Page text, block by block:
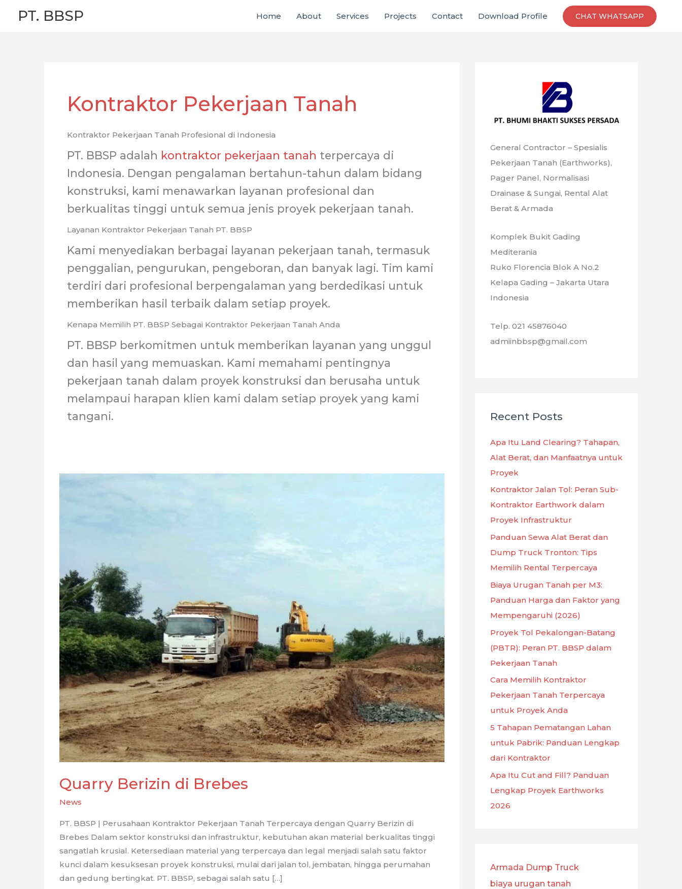
PT. BBSP Home About Services Projects Contact Download Profile CHAT WHATSAPP
Kontraktor Pekerjaan Tanah
Kontraktor Pekerjaan Tanah Profesional di Indonesia
PT. BBSP adalah kontraktor pekerjaan tanah terpercaya di
Indonesia. Dengan pengalaman bertahun-tahun dalam bidang
konstruksi, kami menawarkan layanan profesional dan
berkualitas tinggi untuk semua jenis proyek pekerjaan tanah.
Layanan Kontraktor Pekerjaan Tanah PT. BBSP
Kami menyediakan berbagai layanan pekerjaan tanah, termasuk
penggalian, pengurukan, pengeboran, dan banyak lagi. Tim kami
terdiri dari profesional berpengalaman yang berdedikasi untuk
memberikan hasil terbaik dalam setiap proyek.
Kenapa Memilih PT. BBSP Sebagai Kontraktor Pekerjaan Tanah Anda
PT. BBSP berkomitmen untuk memberikan layanan yang unggul
dan hasil yang memuaskan. Kami memahami pentingnya
pekerjaan tanah dalam proyek konstruksi dan berusaha untuk
melampaui harapan klien kami dalam setiap proyek yang kami
tangani.
Quarry Berizin di Brebes
News
PT. BBSP | Perusahaan Kontraktor Pekerjaan Tanah Terpercaya dengan Quarry Berizin di
Brebes Dalam sektor konstruksi dan infrastruktur, kebutuhan akan material berkualitas tinggi
sangatlah krusial. Ketersediaan material yang terpercaya dan legal menjadi salah satu faktor
kunci dalam kesuksesan proyek konstruksi, mulai dari jalan tol, jembatan, hingga perumahan
dan gedung bertingkat. PT. BBSP, sebagai salah satu […]
General Contractor – Spesialis
Pekerjaan Tanah (Earthworks),
Pager Panel, Normalisasi
Drainase & Sungai, Rental Alat
Berat & Armada
Komplek Bukit Gading
Mediterania
Ruko Florencia Blok A No.2
Kelapa Gading – Jakarta Utara
Indonesia
Telp. 021 45876040
admiinbbsp@gmail.com
Recent Posts
Apa Itu Land Clearing? Tahapan,
Alat Berat, dan Manfaatnya untuk
Proyek
Kontraktor Jalan Tol: Peran Sub-
Kontraktor Earthwork dalam
Proyek Infrastruktur
Panduan Sewa Alat Berat dan
Dump Truck Tronton: Tips
Memilih Rental Terpercaya
Biaya Urugan Tanah per M3:
Panduan Harga dan Faktor yang
Mempengaruhi (2026)
Proyek Tol Pekalongan-Batang
(PBTR): Peran PT. BBSP dalam
Pekerjaan Tanah
Cara Memilih Kontraktor
Pekerjaan Tanah Terpercaya
untuk Proyek Anda
5 Tahapan Pematangan Lahan
untuk Pabrik: Panduan Lengkap
dari Kontraktor
Apa Itu Cut and Fill? Panduan
Lengkap Proyek Earthworks
2026
Armada Dump Truck
biaya urugan tanah